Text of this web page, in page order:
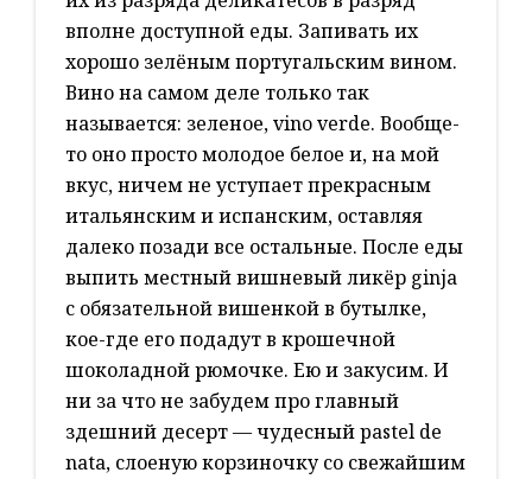
вполне доступной еды. Запивать их
хорошо зелёным португальским вином.
Вино на самом деле только так
называется: зеленое, vino verde. Вообще-
то оно просто молодое белое и, на мой
вкус, ничем не уступает прекрасным
итальянским и испанским, оставляя
далеко позади все остальные. После еды
выпить местный вишневый ликёр ginja
с обязательной вишенкой в бутылке,
кое-где его подадут в крошечной
шоколадной рюмочке. Ею и закусим. И
ни за что не забудем про главный
здешний десерт — чудесный pastel de
nata, слоеную корзиночку со свежайшим